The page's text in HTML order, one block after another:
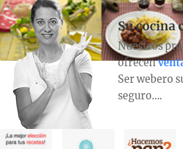
Su cocina
Nuestros
ofrecen
Ser webero
seguro….